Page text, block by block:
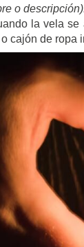
o
la vela se
cajón de ropa